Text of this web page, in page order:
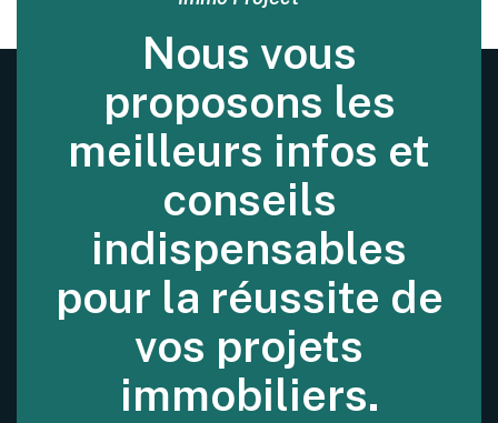
Nous vous
proposons les
meilleurs infos et
conseils
indispensables
pour la réussite de
vos projets
immobiliers.